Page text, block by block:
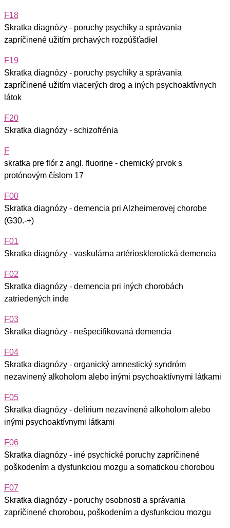
F18
Skratka diagnózy - poruchy psychiky a správania
zapríčinené užitím prchavých rozpúšťadiel
F19
Skratka diagnózy - poruchy psychiky a správania
zapríčinené užitím viacerých drog a iných psychoaktívnych
látok
F20
Skratka diagnózy - schizofrénia
F
skratka pre flór z angl. fluorine - chemický prvok s
protónovým číslom 17
F00
Skratka diagnózy - demencia pri Alzheimerovej chorobe
(G30.-+)
F01
Skratka diagnózy - vaskulárna artériosklerotická demencia
F02
Skratka diagnózy - demencia pri iných chorobách
zatriedených inde
F03
Skratka diagnózy - nešpecifikovaná demencia
F04
Skratka diagnózy - organický amnestický syndróm
nezavinený alkoholom alebo inými psychoaktívnymi látkami
F05
Skratka diagnózy - delírium nezavinené alkoholom alebo
inými psychoaktívnymi látkami
F06
Skratka diagnózy - iné psychické poruchy zapríčinené
poškodením a dysfunkciou mozgu a somatickou chorobou
F07
Skratka diagnózy - poruchy osobnosti a správania
zapríčinené chorobou, poškodením a dysfunkciou mozgu